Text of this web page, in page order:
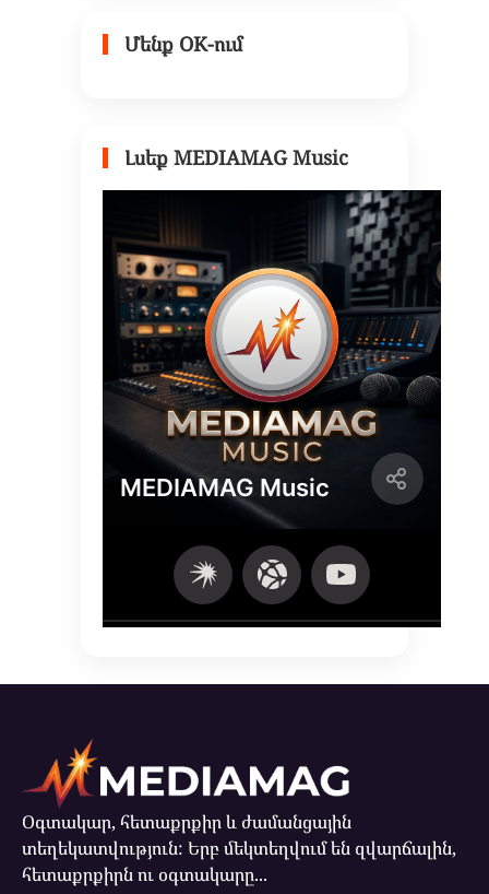
Մենք OK-ում
Լսեք MEDIAMAG Music
Օգտակար, հետաքրքիր և ժամանցային
տեղեկատվություն: Երբ մեկտեղվում են զվարճալին,
հետաքրքիրն ու օգտակարը...